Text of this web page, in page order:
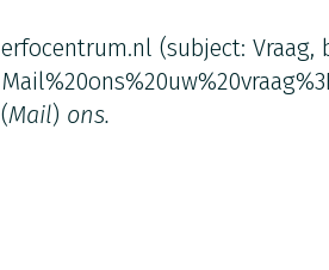
erfocentrum.nl (subject: Vraag,
(Mail) ons.